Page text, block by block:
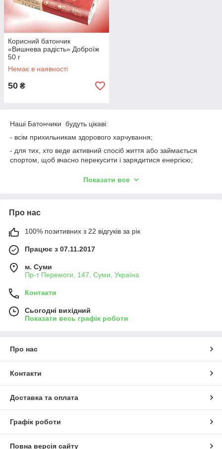
Корисний батончик
«Вишнева радість» Доброїж
50 г
Немає в наявності
50 ₴
Наші Батончики будуть цікаві:
- всім прихильникам здорового харчування;
- для тих, хто веде активний спосіб життя або займається
спортом, щоб вчасно перекусити і зарядитися енергією;
- тим, хто уникає цукровмісних продуктів.
Показати все
Про нас
100% позитивних з 22 відгуків за рік
Працює з 07.11.2017
м. Суми
Пр-т Перемоги, 147, Суми, Україна
Контакти
Сьогодні вихідний
Показати весь графік роботи
Про нас
Контакти
Доставка та оплата
Графік роботи
Повна версія сайту